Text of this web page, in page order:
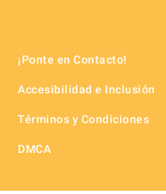
¡Ponte en Contacto!
Accesibilidad e Inclusión
Términos y Condiciones
DMCA